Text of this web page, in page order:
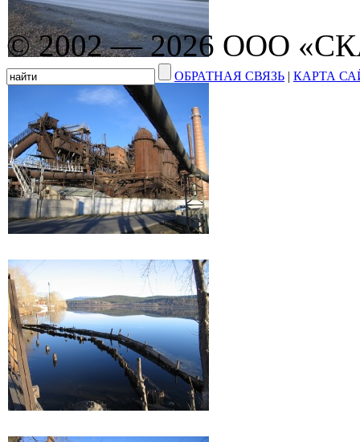
© 2002 — 2026 ООО
ОБРАТНАЯ СВЯЗЬ | КАРТА